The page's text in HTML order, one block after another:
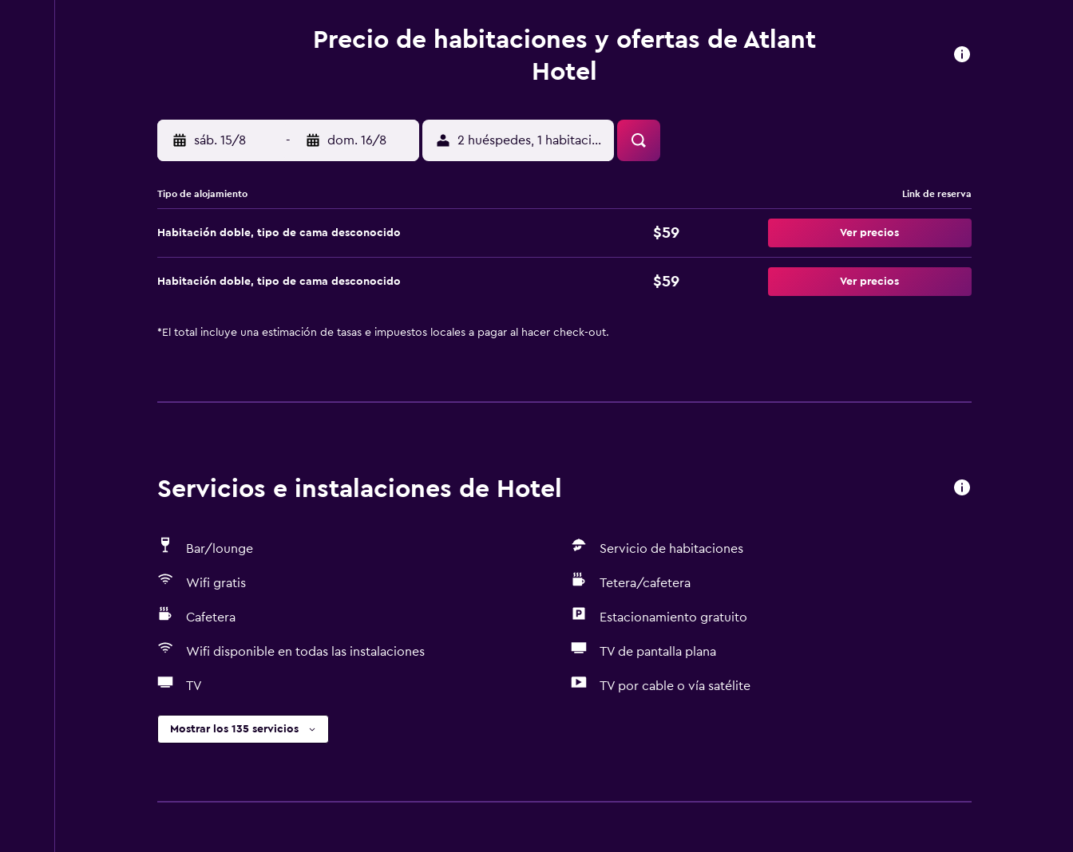
Precio de habitaciones y ofertas de Atlant
Hotel
sáb. 15/8 - dom. 16/8 2 huéspedes, 1 habitación
Tipo de alojamiento Link de reserva
Habitación doble, tipo de cama desconocido $59 Ver precios
Habitación doble, tipo de cama desconocido $59 Ver precios
* El total incluye una estimación de tasas e impuestos locales a pagar al hacer check-out.
Servicios e instalaciones de Hotel
Bar/lounge Servicio de habitaciones
Wifi gratis Tetera/cafetera
Cafetera Estacionamiento gratuito
Wifi disponible en todas las instalaciones TV de pantalla plana
TV TV por cable o vía satélite
Mostrar los 135 servicios